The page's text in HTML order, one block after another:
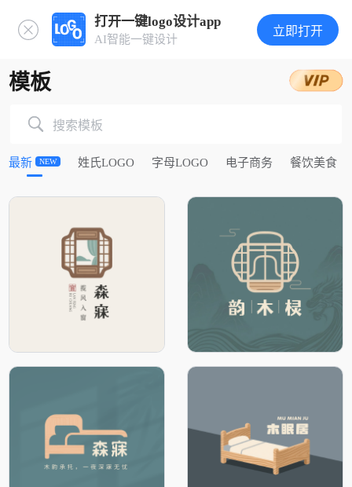
打开一键logo设计app
AI智能一键设计
立即打开
模板
搜索模板
最新 NEW 姓氏LOGO 字母LOGO 电子商务 餐饮美食